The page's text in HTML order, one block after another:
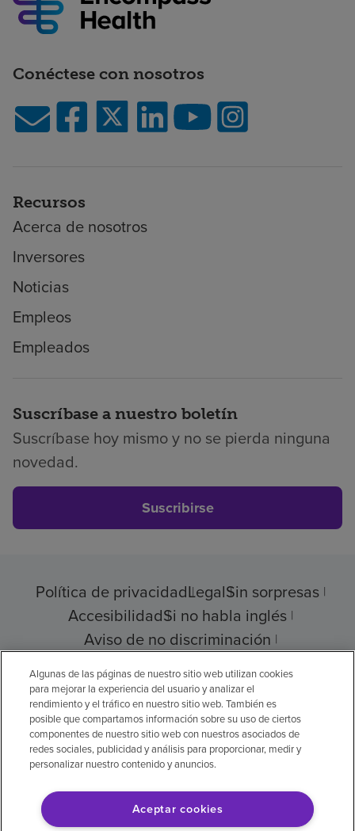
Conéctese con nosotros
Recursos
Acerca de nosotros
Inversores
Noticias
Empleos
Empleados
Suscríbase a nuestro boletín
Suscríbase hoy mismo y no se pierda ninguna
novedad.
Suscribirse
Política de privacidadLegalSin sorpresas
AccesibilidadSi no habla inglés
Aviso de no discriminación
Cumplimiento de los proveedores
© 2026 Encompass Health Corporation
Preferencias de cookies
Aviso legal: Se tradujo con la ayuda de
Algunas de las páginas de nuestro sitio web utilizan cookies
para mejorar la experiencia del usuario y analizar el
rendimiento y el tráfico en nuestro sitio web. También es
posible que compartamos información sobre su uso de ciertos
componentes de nuestro sitio web con nuestros asociados de
redes sociales, publicidad y análisis para proporcionar, medir y
personalizar nuestro contenido y anuncios.
Aceptar cookies